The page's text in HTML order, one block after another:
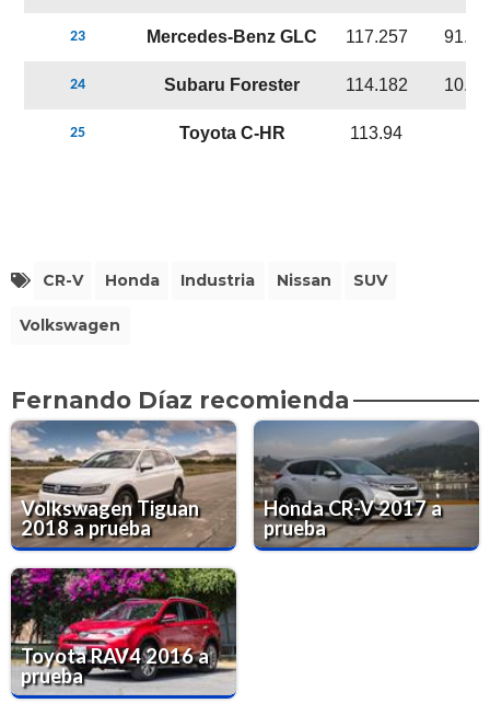
23 Mercedes-Benz GLC 117.257
24 Subaru Forester 114.182
25 Toyota C-HR 113.94
CR-V Honda Industria Nissan SUV
Volkswagen
Fernando Díaz recomienda
Volkswagen Tiguan
2018 a prueba
Honda CR-V 2017 a
prueba
Toyota RAV4 2016 a
prueba